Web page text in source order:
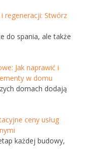
regeneracji: Stwórz
do spania, ale także
Jak naprawić i
w domu
domach dodają
ceny usług
każdej budowy,